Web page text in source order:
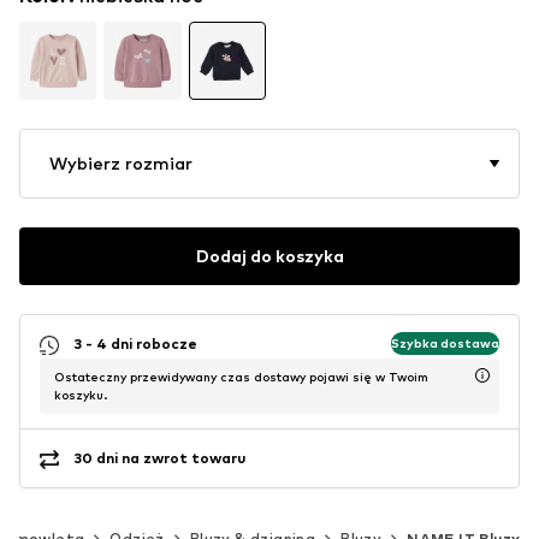
Wybierz rozmiar
Dodaj do koszyka
3 - 4 dni robocze Szybka dostawa
Ostateczny przewidywany czas dostawy pojawi się w Twoim
koszyku.
30 dni na zwrot towaru